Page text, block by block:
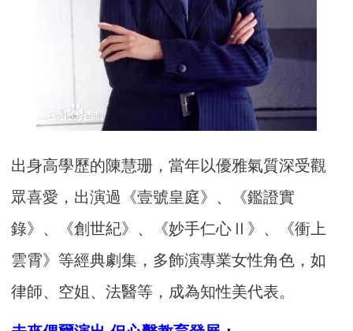
出身高學歷的陳慧珊，當年以優雅氣質深受觀
眾喜愛，出演過《壹號皇庭》、《鑑證實
錄》、《創世紀》、《妙手仁心Ⅱ》、《衝上
雲霄》等經典劇集，多飾演專業女性角色，如
律師、空姐、法醫等，成為知性美代表。